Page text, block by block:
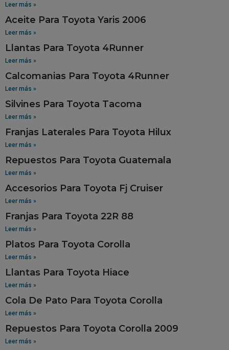
Leer más »
Aceite Para Toyota Yaris 2006
Leer más »
Llantas Para Toyota 4Runner
Leer más »
Calcomanias Para Toyota 4Runner
Leer más »
Silvines Para Toyota Tacoma
Leer más »
Franjas Laterales Para Toyota Hilux
Leer más »
Repuestos Para Toyota Guatemala
Leer más »
Accesorios Para Toyota Fj Cruiser
Leer más »
Franjas Para Toyota 22R 88
Leer más »
Platos Para Toyota Corolla
Leer más »
Llantas Para Toyota Hiace
Leer más »
Cola De Pato Para Toyota Corolla
Leer más »
Repuestos Para Toyota Corolla 2009
Leer más »